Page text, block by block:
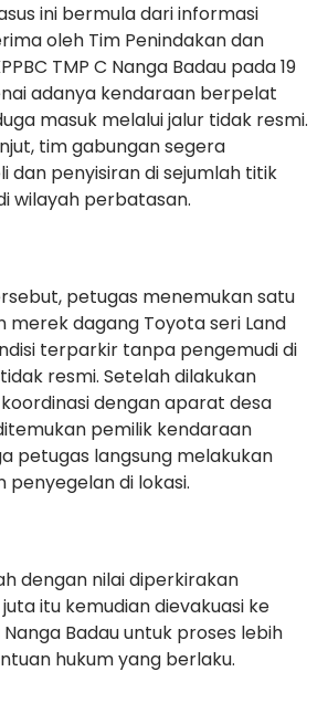
ini bermula dari informasi
oleh Tim Penindakan dan
TMP C Nanga Badau pada 19
adanya kendaraan berpelat
masuk melalui jalur tidak resmi.
tim gabungan segera
dan penyisiran di sejumlah titik
wilayah perbatasan.
petugas menemukan satu
merek dagang Toyota seri Land
terparkir tanpa pengemudi di
resmi. Setelah dilakukan
dengan aparat desa
pemilik kendaraan
petugas langsung melakukan
penyegelan di lokasi.
dengan nilai diperkirakan
itu kemudian dievakuasi ke
Badau untuk proses lebih
hukum yang berlaku.